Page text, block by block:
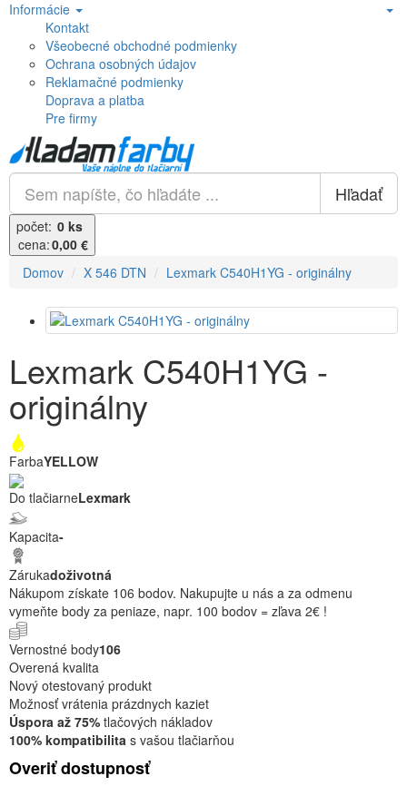
Informácie
Kontakt
Všeobecné obchodné podmienky
Ochrana osobných údajov
Reklamačné podmienky
Doprava a platba
Pre firmy
Hľadať
počet: 0 ks
cena:0,00 €
Domov
X 546 DTN Lexmark C540H1YG - originálny
Lexmark C540H1YG -
originálny
FarbaYELLOW
Do tlačiarneLexmark
Kapacita-
Zárukadoživotná
Nákupom získate 106 bodov. Nakupujte u nás a za odmenu
vymeňte body za peniaze, napr. 100 bodov = zľava 2€ !
Vernostné body106
Overená kvalita
Nový otestovaný produkt
Možnosť vrátenia prázdnych kaziet
Úspora až 75% tlačových nákladov
100% kompatibilita s vašou tlačiarňou
Overiť dostupnosť